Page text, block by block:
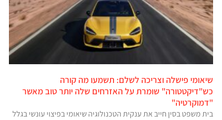
שיאומי פישלה וצריכה לשלם: תשמעו מה קורה
כש"דיקטטורה" שומרת על האזרחים שלה יותר טוב מאשר
"דמוקרטיה"
בית משפט בסין חייב את ענקית הטכנולוגיה שיאומי בפיצוי עונשי בגלל